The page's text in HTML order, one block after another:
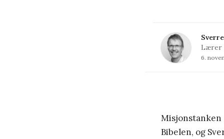
Lærer
6.
Misjonstanken
Bibelen, og